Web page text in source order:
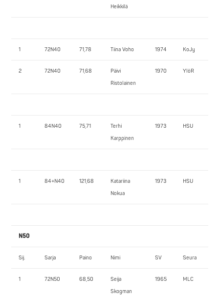
Heikkilä
1 72N40 71,78 Tiina Voho 1974 KoJy
2 72N40 71,68
Päivi
Ristolainen
1970 YlöR
1 84N40 75,71
Terhi
Karppinen
1973 HSU
1 84+N40 121,68
Katariina
Nokua
1973 HSU
N50
Sij. Sarja Paino Nimi SV Seura
1 72N50 68,50
Seija
Skogman
1965 MLC